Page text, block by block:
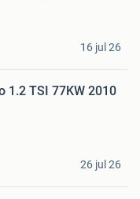
16 jul 26
1.2 TSI 77KW 2010
26 jul 26